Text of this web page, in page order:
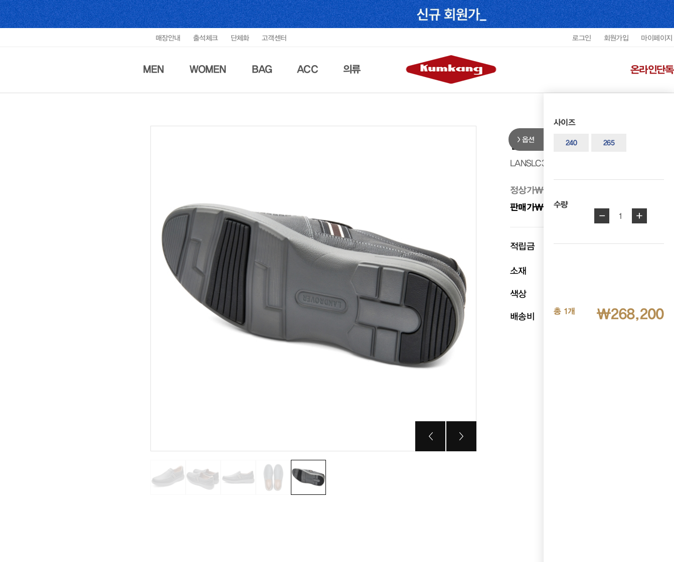
매장안내 출석체크 단체화 고객센터 로그인 회원가입 마이페이지
MEN WOMEN BAG ACC 의류 온라인단독
옵션
사이즈
240 265
수량
- 1 +
총 1개 ₩268,200
랜드로바 남성 비즈 슬립온
LANSLC3708MF1
정상가₩ 298,000
판매가₩ 268,200 10%
적립금 p 13,410
소재
색상
배송비 무료배송